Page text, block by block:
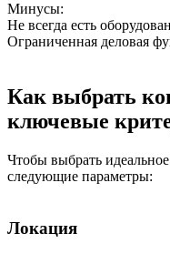
Минусы:
Не всегда есть
Ограниченная деловая
Как выбрать
ключевые
Чтобы выбрать
следующие параметры:
Локация